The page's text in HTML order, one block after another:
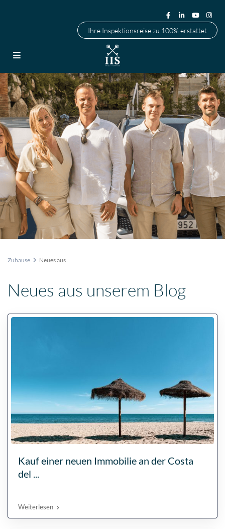
Ihre Inspektionsreise zu 100% erstattet
Zuhause Neues aus
Neues aus unserem Blog
Kauf einer neuen Immobilie an der Costa
del ...
Weiterlesen